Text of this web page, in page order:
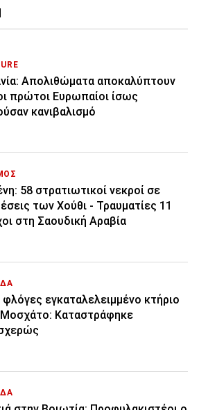
Απολιθώματα αποκαλύπτουν
πρώτοι Ευρωπαίοι ίσως
κανιβαλισμό
58 στρατιωτικοί νεκροί σε
των Χούθι - Τραυματίες 11
στη Σαουδική Αραβία
φλόγες εγκαταλελειμμένο κτήριο
Καταστράφηκε